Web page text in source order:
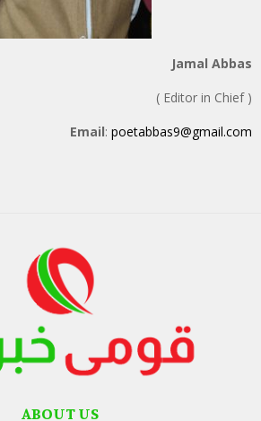
Jamal Abbas
( Editor in Chief )
Email: poetabbas9@gmail.com
ABOUT US